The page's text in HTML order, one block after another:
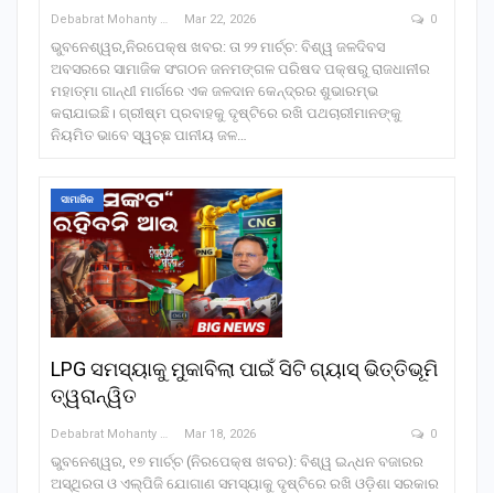
Debabrat Mohanty Mar 22, 2026 0
ଭୁବନେଶ୍ୱର,ନିରପେକ୍ଷ ଖବର: ତା ୨୨ ମାର୍ଚ୍ଚ: ବିଶ୍ୱ ଜଳଦିବସ
ଅବସରରେ ସାମାଜିକ ସଂଗଠନ ଜନମଙ୍ଗଳ ପରିଷଦ ପକ୍ଷରୁ ରାଜଧାନୀର
ମହାତ୍ମା ଗାନ୍ଧୀ ମାର୍ଗରେ ଏକ ଜଳଦାନ କେନ୍ଦ୍ରର ଶୁଭାରମ୍ଭ
କରାଯାଇଛି। ଗ୍ରୀଷ୍ମ ପ୍ରବାହକୁ ଦୃଷ୍ଟିରେ ରଖି ପଥଚାରୀମାନଙ୍କୁ
ନିୟମିତ ଭାବେ ସ୍ୱଚ୍ଛ ପାନୀୟ ଜଳ…
ସାମାଜିକ
LPG ସମସ୍ୟାକୁ ମୁକାବିଲା ପାଇଁ ସିଟି ଗ୍ୟାସ୍ ଭିତ୍ତିଭୂମି
ତ୍ୱରାନ୍ୱିତ
Mar 18, 2026 0
ଭୁବନେଶ୍ୱର, ୧୭ ମାର୍ଚ୍ଚ (ନିରପେକ୍ଷ ଖବର): ବିଶ୍ୱ ଇନ୍ଧନ ବଜାରର
ଅସ୍ଥିରତା ଓ ଏଲ୍‌ପିଜି ଯୋଗାଣ ସମସ୍ୟାକୁ ଦୃଷ୍ଟିରେ ରଖି ଓଡ଼ିଶା ସରକାର